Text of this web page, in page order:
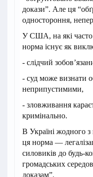
докази”. Але ця
одностороння,
У США, на які часто
норма існує як
- слідчий
- суд може визнати
неприпустимими,
- зловживання
кримінально.
В Україні жодного
ця норма —
силовиків до будь-
громадських
доказам”.